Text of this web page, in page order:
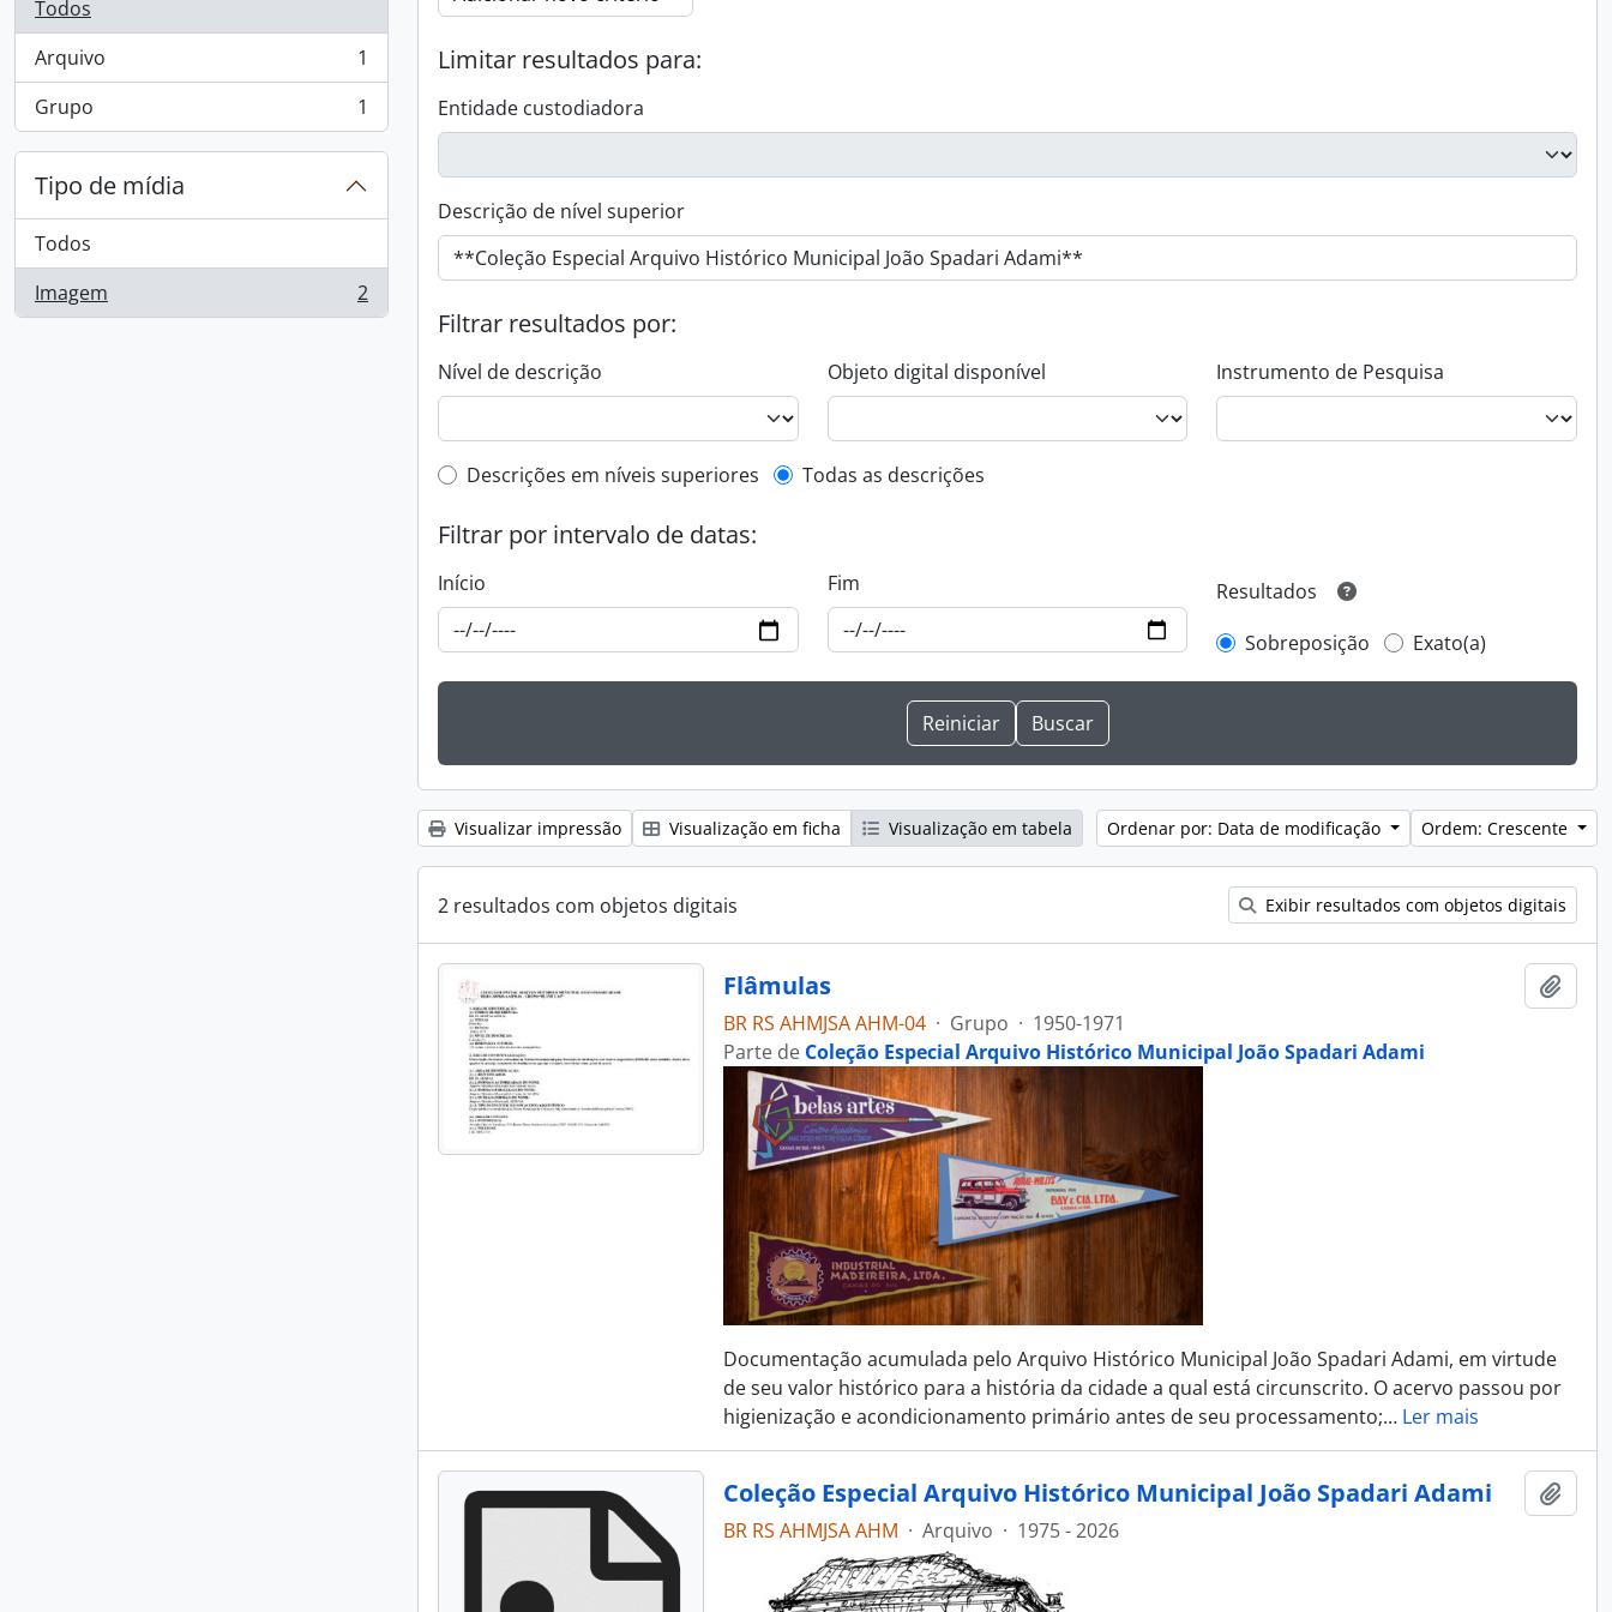
Todos
Arquivo
, 1 resultados
1
Grupo
, 1 resultados 1
Tipo de mídia
Todos
Imagem
, 2 resultados 2
Limitar resultados para:
Entidade custodiadora
Descrição de nível superior
Filtrar resultados por:
Nível de descrição Objeto digital disponível Instrumento de Pesquisa
Filtro de descrição de nível superior
Descrições em níveis superiores Todas as descrições
Filtrar por intervalo de datas:
Início Fim
Resultados
Sobreposição
Exato(a)
Visualizar impressão Visualização em ficha Visualização em tabela Ordenar por: Data de modificação Ordem: Crescente
2 resultados com objetos digitais Exibir resultados com objetos digitais
Flâmulas
BR RS AHMJSA AHM-04 · Grupo · 1950-1971
Parte de Coleção Especial Arquivo Histórico Municipal João Spadari Adami
Documentação acumulada pelo Arquivo Histórico Municipal João Spadari Adami, em virtude
de seu valor histórico para a história da cidade a qual está circunscrito. O acervo passou por
higienização e acondicionamento primário antes de seu processamento;… Ler mais
Coleção Especial Arquivo Histórico Municipal João Spadari Adami
BR RS AHMJSA AHM · Arquivo · 1975 - 2026